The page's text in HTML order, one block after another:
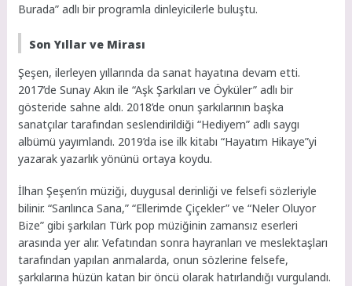
Burada” adlı bir programla dinleyicilerle buluştu.
Son Yıllar ve Mirası
Şeşen, ilerleyen yıllarında da sanat hayatına devam etti.
2017’de Sunay Akın ile “Aşk Şarkıları ve Öyküler” adlı bir
gösteride sahne aldı. 2018’de onun şarkılarının başka
sanatçılar tarafından seslendirildiği “Hediyem” adlı saygı
albümü yayımlandı. 2019’da ise ilk kitabı “Hayatım Hikaye”yi
yazarak yazarlık yönünü ortaya koydu.
İlhan Şeşen’in müziği, duygusal derinliği ve felsefi sözleriyle
bilinir. “Sarılınca Sana,” “Ellerimde Çiçekler” ve “Neler Oluyor
Bize” gibi şarkıları Türk pop müziğinin zamansız eserleri
arasında yer alır. Vefatından sonra hayranları ve meslektaşları
tarafından yapılan anmalarda, onun sözlerine felsefe,
şarkılarına hüzün katan bir öncü olarak hatırlandığı vurgulandı.